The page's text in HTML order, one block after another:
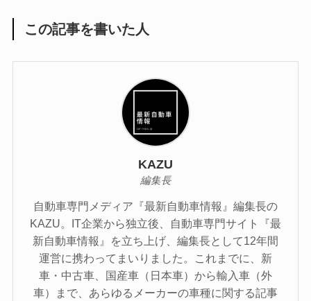
この記事を書いた人
KAZU
編集長
自動車専門メディア『最新自動車情報』編集長の
KAZU。IT企業から独立後、自動車専門サイト『最
新自動車情報』を立ち上げ、編集長として12年間
運営に携わってまいりました。これまでに、新
車・中古車、国産車（日本車）から輸入車（外
車）まで、あらゆるメーカーの車種に関する記事